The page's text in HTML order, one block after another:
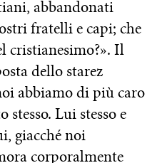
abbandonati
fratelli e capi; che
cristianesimo?». Il
dello starez
abbiamo di più caro
Lui stesso e
giacché noi
corporalmente